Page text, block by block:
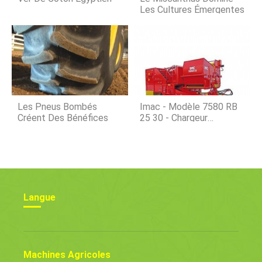
de grumes lourdes avec de g
Les Cultures Émergentes
Les Pneus Bombés
Créent Des Bénéfices
Imac - Modèle 7580 RB
25 30 - Chargeur
Langue
Machines Agricoles